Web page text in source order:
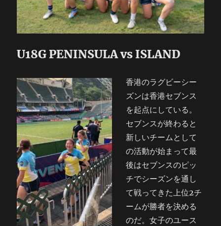
U18G PENINSULA vs ISLAND
香港のラグビーシー
ズンは香港セブンス
を起点にしている。
セブンスが終わると
新しいチームとして
の活動が始まって最
後はセブンスのピッ
チでシーズンを通し
て戦ってきた上位2チ
ームが勝者を決める
のだ。女子のユース